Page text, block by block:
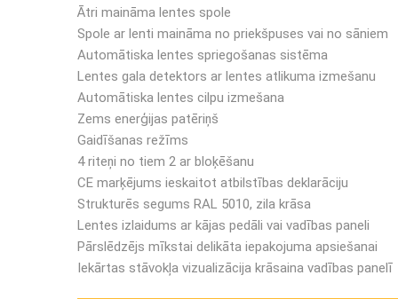
Ātri maināma lentes spole
Spole ar lenti maināma no priekšpuses vai no sāniem
Automātiska lentes spriegošanas sistēma
Lentes gala detektors ar lentes atlikuma izmešanu
Automātiska lentes cilpu izmešana
Zems enerģijas patēriņš
Gaidīšanas režīms
4 riteņi no tiem 2 ar bloķēšanu
CE marķējums ieskaitot atbilstības deklarāciju
Strukturēs segums RAL 5010, zila krāsa
Lentes izlaidums ar kājas pedāli vai vadības paneli
Pārslēdzējs mīkstai delikāta iepakojuma apsiešanai
Iekārtas stāvokļa vizualizācija krāsaina vadības panelī